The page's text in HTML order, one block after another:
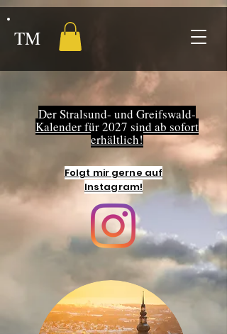
TM
Der Stralsund- und Greifswald-
Kalender für 2027 sind ab sofort
erhältlich!
Folgt mir gerne auf
Instagram!